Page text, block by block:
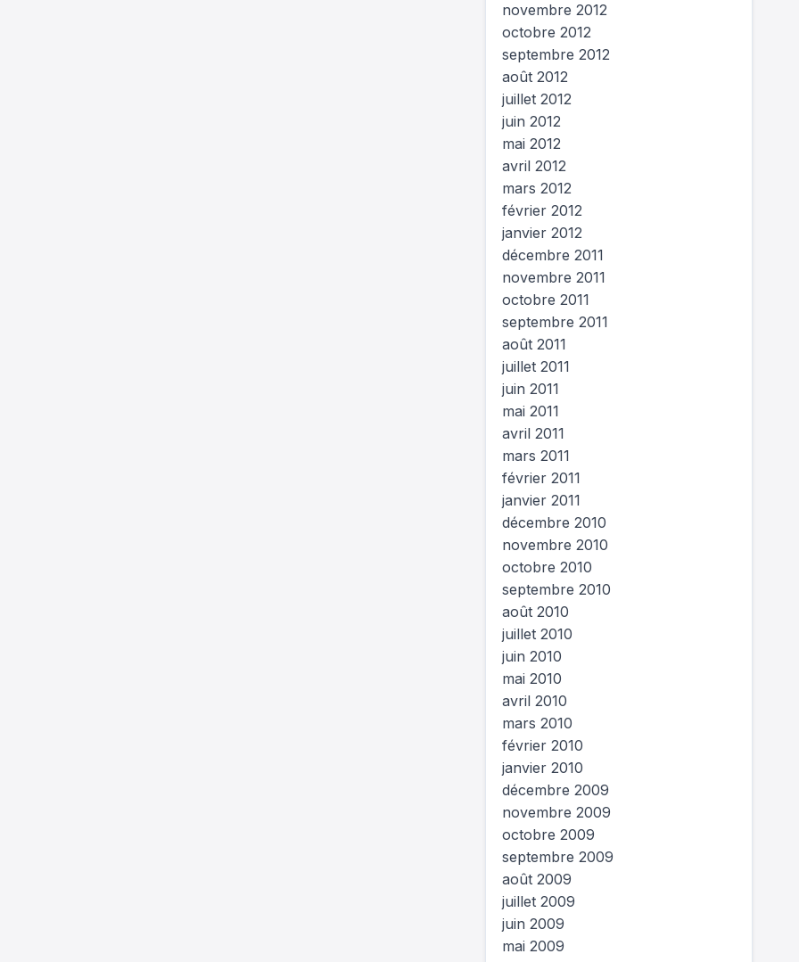
novembre 2012
octobre 2012
septembre 2012
août 2012
juillet 2012
juin 2012
mai 2012
avril 2012
mars 2012
février 2012
janvier 2012
décembre 2011
novembre 2011
octobre 2011
septembre 2011
août 2011
juillet 2011
juin 2011
mai 2011
avril 2011
mars 2011
février 2011
janvier 2011
décembre 2010
novembre 2010
octobre 2010
septembre 2010
août 2010
juillet 2010
juin 2010
mai 2010
avril 2010
mars 2010
février 2010
janvier 2010
décembre 2009
novembre 2009
octobre 2009
septembre 2009
août 2009
juillet 2009
juin 2009
mai 2009